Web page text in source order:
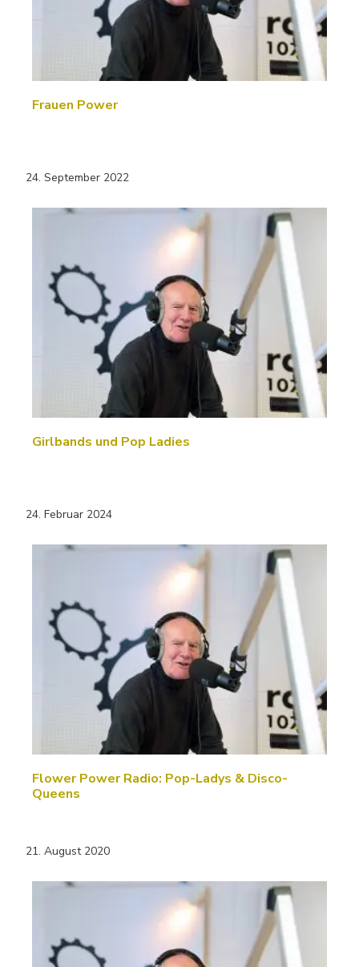
Frauen Power
24. September 2022
Girlbands und Pop Ladies
24. Februar 2024
Flower Power Radio: Pop-Ladys & Disco-
Queens
21. August 2020